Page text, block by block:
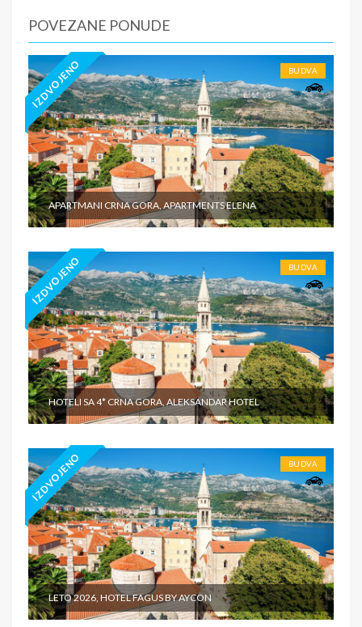
POVEZANE PONUDE
IZDVOJENO BUDVA
APARTMANI CRNA GORA, APARTMENTS ELENA
IZDVOJENO BUDVA
HOTELI SA 4* CRNA GORA, ALEKSANDAR HOTEL
IZDVOJENO BUDVA
LETO 2026, HOTEL FAGUS BY AYCON